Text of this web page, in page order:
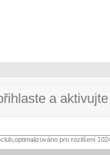
a
pro rozlišení